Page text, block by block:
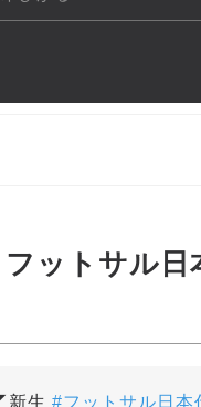
ットサル日
生 #フットサル日本